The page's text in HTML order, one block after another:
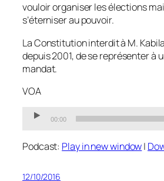
vouloir organiser les élections
s’éterniser au pouvoir.
La Constitution interdit à M.
depuis 2001, de se représenter à
mandat.
VOA
Audio
00:00
Podcast: Play in new window|
12/10/2016